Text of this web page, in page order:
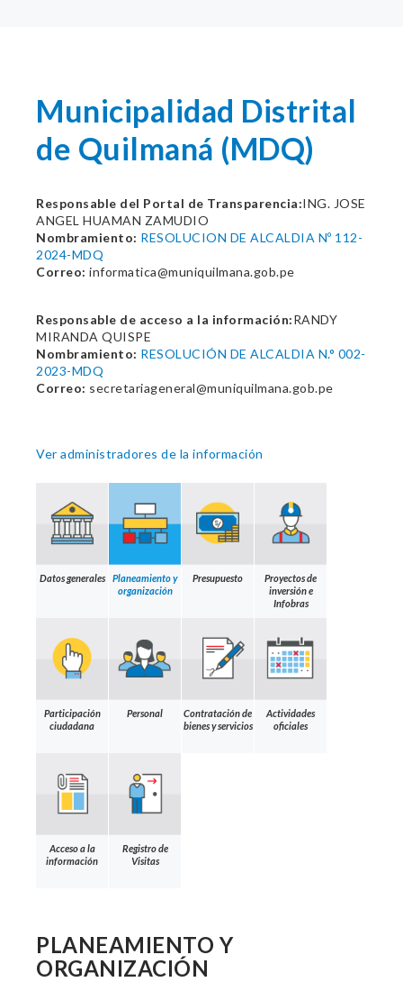
Municipalidad Distrital
de Quilmaná (MDQ)
Responsable del Portal de Transparencia:ING. JOSE
ANGEL HUAMAN ZAMUDIO
Nombramiento: RESOLUCION DE ALCALDIA Nº 112-
2024-MDQ
Correo: informatica@muniquilmana.gob.pe
Responsable de acceso a la información:RANDY
MIRANDA QUISPE
Nombramiento: RESOLUCIÓN DE ALCALDIA N.° 002-
2023-MDQ
Correo: secretariageneral@muniquilmana.gob.pe
Ver administradores de la información
Datos generales
Planeamiento y
organización
Presupuesto
Proyectos de
inversión e
Infobras
Participación
ciudadana
Personal
Contratación de
bienes y servicios
Actividades
oficiales
Acceso a la
información
Registro de
Visitas
PLANEAMIENTO Y
ORGANIZACIÓN